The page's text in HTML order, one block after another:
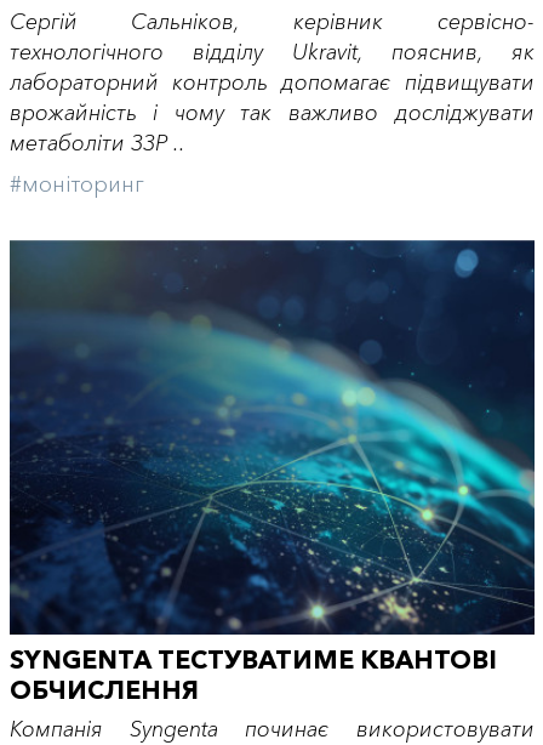
Сергій Сальніков, керівник сервісно-
технологічного відділу Ukravit, пояснив, як
лабораторний контроль допомагає підвищувати
врожайність і чому так важливо досліджувати
метаболіти ЗЗР ..
#моніторинг
SYNGENTA ТЕСТУВАТИМЕ КВАНТОВІ
ОБЧИСЛЕННЯ
Компанія Syngenta починає використовувати